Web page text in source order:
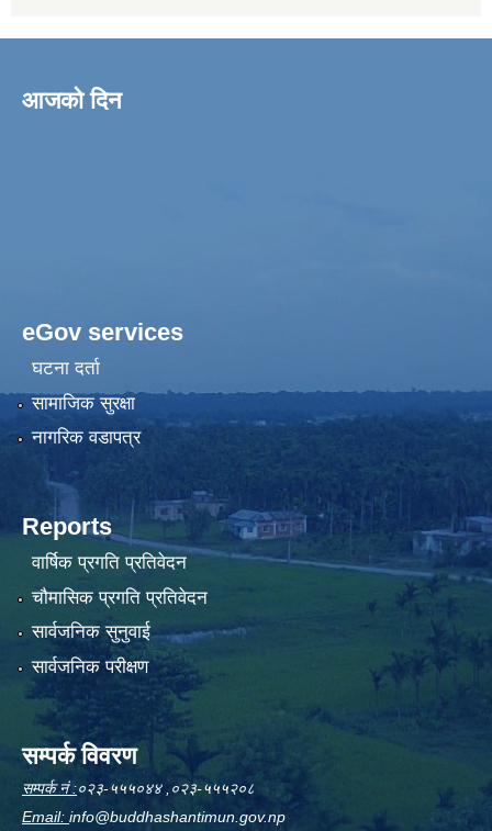
आजको दिन
eGov services
घटना दर्ता
सामाजिक सुरक्षा
नागरिक वडापत्र
Reports
वार्षिक प्रगति प्रतिवेदन
चौमासिक प्रगति प्रतिवेदन
सार्वजनिक सुनुवाई
सार्वजनिक परीक्षण
सम्पर्क विवरण
सम्पर्क नं :०२३-५५५०४४ ,०२३-५५५२०८
Email: info@buddhashantimun.gov.np